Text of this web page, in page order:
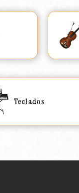
Teclados